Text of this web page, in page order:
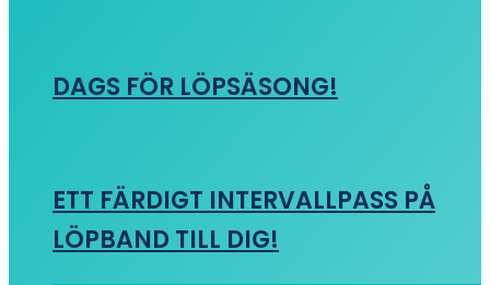
DAGS FÖR LÖPSÄSONG!
ETT FÄRDIGT INTERVALLPASS PÅ
LÖPBAND TILL DIG!